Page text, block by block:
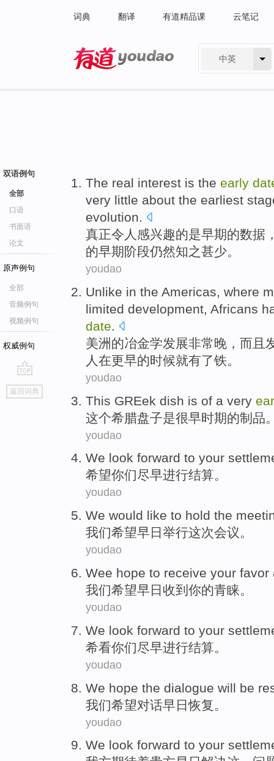
词典 翻译 有道精品课 云笔记
中英
双语例句
全部
口语
书面语
论文
原声例句
全部
音频例句
视频例句
权威例句
go
top
返回词典
The real interest is the early
very little about the earliest
evolution.
真正令人感兴趣的是早期的数据
的早期阶段仍然知之甚少。
youdao
Unlike in the Americas, where
limited development, Africans
date.
美洲 的冶金学发展非常晚 ， 而且
人 在更早的时候就有了铁。
youdao
This GREek dish is of a very
这个希腊盘子是很早时期的制品
youdao
We look forward to your
希望你们尽早进行结算。
youdao
We would like to hold the
我们希望早日 举行这次会议。
youdao
Wee hope to receive your favor
我们希望早日 收到 你的青睐。
youdao
We look forward to your
希看你们尽早进行结算。
youdao
We hope the dialogue will be
我们希望对话早日恢复 。
youdao
We look forward to your